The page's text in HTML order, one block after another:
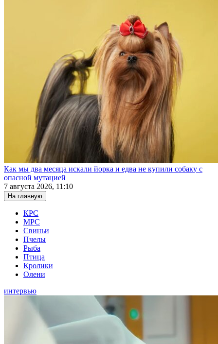
Как мы два месяца искали йорка и едва не купили собаку с
опасной мутацией
7 августа 2026, 11:10
На главную
КРС
МРС
Свиньи
Пчелы
Рыба
Птица
Кролики
Олени
интервью